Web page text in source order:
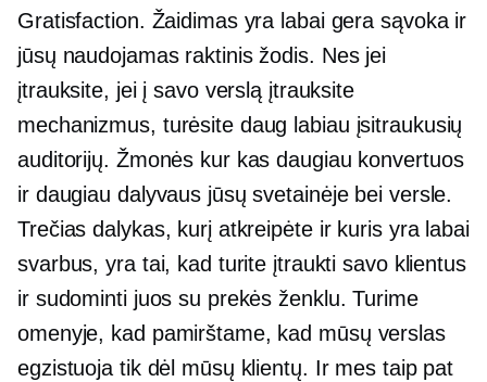
Gratisfaction. Žaidimas yra labai gera sąvoka ir
jūsų naudojamas raktinis žodis. Nes jei
įtrauksite, jei į savo verslą įtrauksite
mechanizmus, turėsite daug labiau įsitraukusių
auditorijų. Žmonės kur kas daugiau konvertuos
ir daugiau dalyvaus jūsų svetainėje bei versle.
Trečias dalykas, kurį atkreipėte ir kuris yra labai
svarbus, yra tai, kad turite įtraukti savo klientus
ir sudominti juos su prekės ženklu. Turime
omenyje, kad pamirštame, kad mūsų verslas
egzistuoja tik dėl mūsų klientų. Ir mes taip pat